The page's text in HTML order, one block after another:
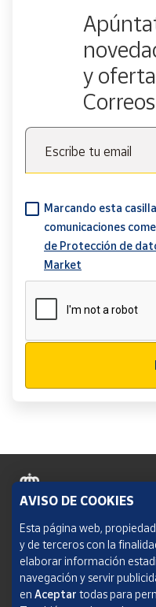
y
Escribe tu email
Marcando esta
comunicaciones
de Protección de
Market
Política de cookies
Aviso legal
Condiciones del servicio
AVISO DE COOKIES
Esta página web,
y de terceros con la
elaborar información
navegación y servir
en Aceptar todas para